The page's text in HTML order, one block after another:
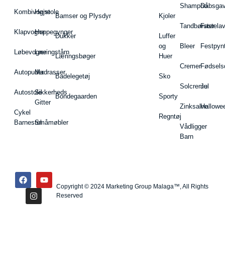
Kombivogne
Klapvogne
Løbevogne
Autopuder
Autostole
Cykel
Barnestol
Højstole
Hoppegynger
Læringstårn
Madrasser
Sikkerheds
Gitter
Småmøbler
Bamser og Plysdyr
Dukker
Læringsbøger
Badelegetøj
Bondegaarden
Kjoler
Luffer
og
Huer
Sko
Sporty
Regntøj
Shampoo
Tandbørster
Bleer
Cremer
Solcreme
Zinksalve
Vådligger
Barn
Jul
Copyright © 2024 Marketing Group Malaga™, All Rights
Reserved